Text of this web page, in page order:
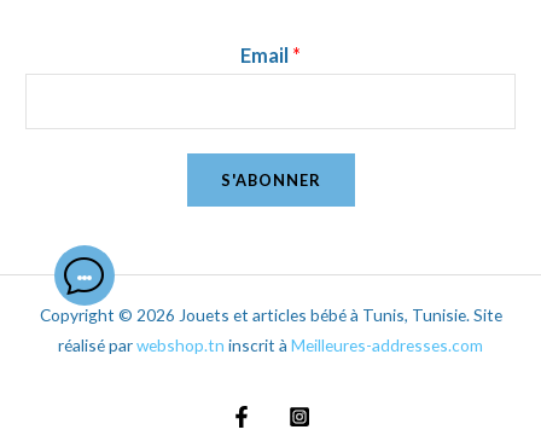
Email *
S'ABONNER
Copyright © 2026 Jouets et articles bébé à Tunis, Tunisie. Site
réalisé parwebshop.tn inscrit à Meilleures-addresses.com